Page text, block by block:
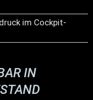
im Cockpit-
IN